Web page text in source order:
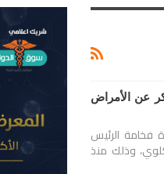
عن الأمراض
و618 مواطناً، ضمن مبادرة فخامة الرئيس
وذلك منذ